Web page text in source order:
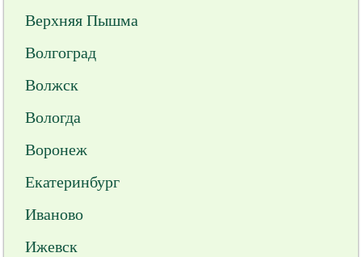
Верхняя Пышма
Волгоград
Волжск
Вологда
Воронеж
Екатеринбург
Иваново
Ижевск